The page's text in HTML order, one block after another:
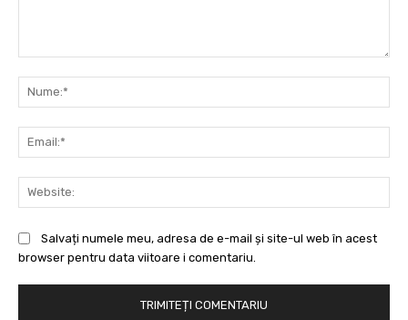
Salvați numele meu, adresa de e-mail și site-ul web în acest
browser pentru data viitoare i comentariu.